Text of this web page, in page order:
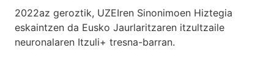
2022az geroztik, UZEIren Sinonimoen Hiztegia
eskaintzen da Eusko Jaurlaritzaren itzultzaile
neuronalaren Itzuli+ tresna-barran.